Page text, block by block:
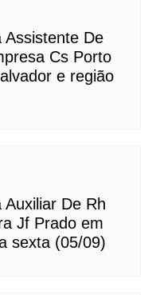
Assistente De
Cs Porto
e região
De Rh
Jf Prado em
sexta (05/09)